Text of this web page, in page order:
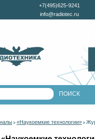
+7(495)625-9241
info@radiotec.ru
> «Наукоемкие технологии» >